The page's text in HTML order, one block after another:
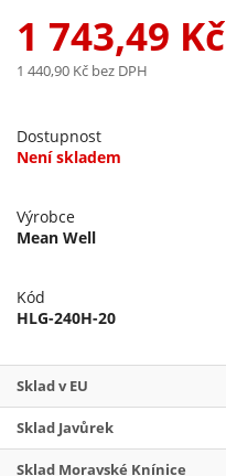
1 743,49 Kč
1 440,90 Kč bez DPH
Dostupnost
Není skladem
Výrobce
Mean Well
Kód
HLG-240H-20
Sklad v EU
Sklad Javůrek
Sklad Moravské Knínice